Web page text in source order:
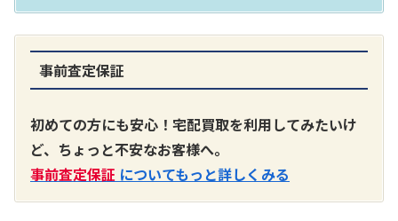
事前査定保証
初めての方にも安心！宅配買取を利用してみたいけ
ど、ちょっと不安なお客様へ。
事前査定保証 についてもっと詳しくみる